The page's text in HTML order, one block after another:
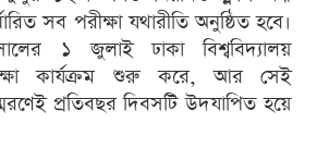
সব পরীক্ষা যথারীতি অনুষ্ঠিত হবে।
১ জুলাই ঢাকা বিশ্ববিদ্যালয়
কার্যক্রম শুরু করে, আর সেই
প্রতিবছর দিবসটি উদযাপিত হয়ে